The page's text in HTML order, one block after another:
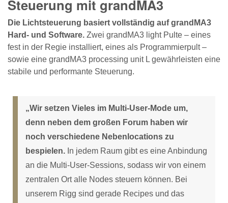
Steuerung mit grandMA3
Die Lichtsteuerung basiert vollständig auf grandMA3
Hard- und Software. Zwei grandMA3 light Pulte – eines
fest in der Regie installiert, eines als Programmierpult –
sowie eine grandMA3 processing unit L gewährleisten eine
stabile und performante Steuerung.
„Wir setzen Vieles im Multi-User-Mode um,
denn neben dem großen Forum haben wir
noch verschiedene Nebenlocations zu
bespielen. In jedem Raum gibt es eine Anbindung
an die Multi-User-Sessions, sodass wir von einem
zentralen Ort alle Nodes steuern können. Bei
unserem Rigg sind gerade Recipes und das